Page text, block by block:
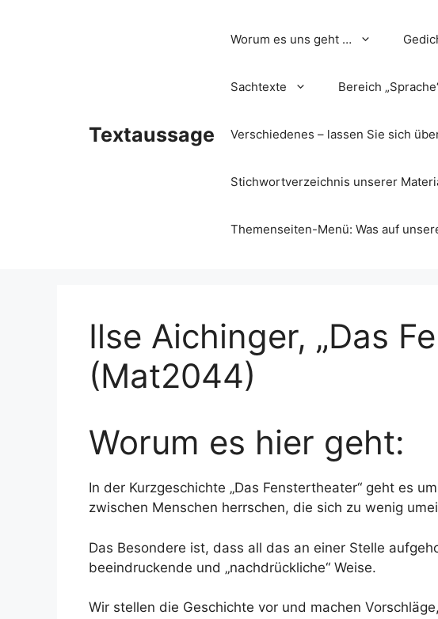
Textaussage
Worum es uns geht …
Sachtexte Bereich
Verschiedenes – lassen Sie sich
Stichwortverzeichnis unserer
Themenseiten-Menü: Was auf
Ilse Aichinger, „Das
(Mat2044)
Worum es hier geht:
In der Kurzgeschichte „Das Fenstertheater“ geht es
zwischen Menschen herrschen, die sich zu wenig
Das Besondere ist, dass all das an einer Stelle
beeindruckende und „nachdrückliche“ Weise.
Wir stellen die Geschichte vor und machen